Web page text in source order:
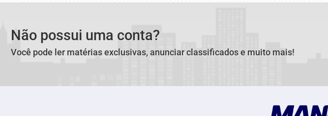
Não possui uma conta?
Você pode ler matérias exclusivas, anunciar classificados e muito mais!